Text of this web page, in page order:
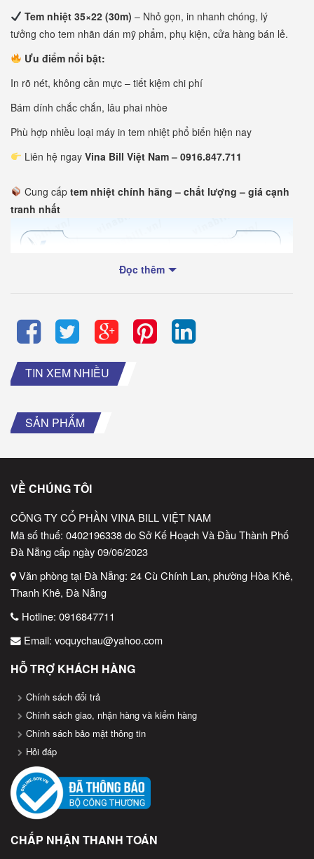
Tem nhiệt 35×22 (30m) – Nhỏ gọn, in nhanh chóng, lý
tưởng cho tem nhãn dán mỹ phẩm, phụ kiện, cửa hàng bán lẻ.
Ưu điểm nổi bật:
In rõ nét, không cần mực – tiết kiệm chi phí
Bám dính chắc chắn, lâu phai nhòe
Phù hợp nhiều loại máy in tem nhiệt phổ biến hiện nay
Liên hệ ngay Vina Bill Việt Nam – 0916.847.711
Cung cấp tem nhiệt chính hãng – chất lượng – giá cạnh
tranh nhất
Đọc thêm
TIN XEM NHIỀU
SẢN PHẨM
VỀ CHÚNG TÔI
CÔNG TY CỔ PHẦN VINA BILL VIỆT NAM
Mã số thuế: 0402196338 do Sở Kế Hoạch Và Đầu Thành Phố
Đà Nẵng cấp ngày 09/06/2023
Văn phòng tại Đà Nẵng: 24 Cù Chính Lan, phường Hòa Khê,
Thanh Khê, Đà Nẵng
Hotline: 0916847711
Email: voquychau@yahoo.com
HỖ TRỢ KHÁCH HÀNG
Chính sách đổi trả
Chính sách giao, nhận hàng và kiểm hàng
Chính sách bảo mật thông tin
Hỏi đáp
CHẤP NHẬN THANH TOÁN